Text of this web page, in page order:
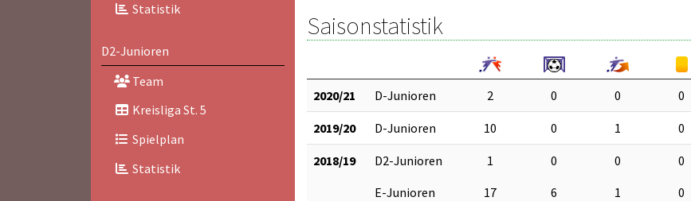
Statistik
D2-Junioren
Team
Kreisliga St. 5
Spielplan
Statistik
Saisonstatistik
2020/21 D-Junioren 2 0 0 0
2019/20 D-Junioren 10 0 1 0
2018/19 D2-Junioren 1 0 0 0
E-Junioren
17 6 1 0